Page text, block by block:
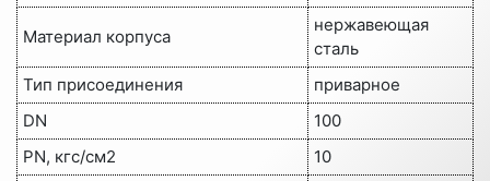
Материал корпуса
нержавеющая
сталь
Тип присоединения
приварное
DN
100
PN, кгс/см2
10